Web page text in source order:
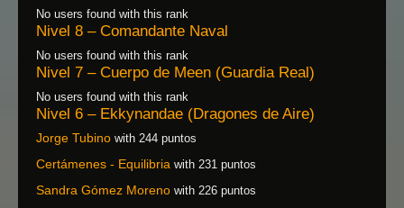
No users found with this rank
Nivel 8 – Comandante Naval
No users found with this rank
Nivel 7 – Cuerpo de Meen (Guardia Real)
No users found with this rank
Nivel 6 – Ekkynandae (Dragones de Aire)
Jorge Tubino with 244 puntos
Certámenes - Equilibria with 231 puntos
Sandra Gómez Moreno with 226 puntos